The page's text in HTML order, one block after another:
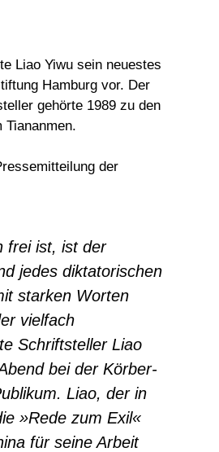
Liao Yiwu sein neuestes
Hamburg vor. Der
gehörte 1989 zu den
Tiananmen.
der
frei ist, ist der
jedes diktatorischen
starken Worten
vielfach
Schriftsteller Liao
bei der Körber-
Liao, der in
»Rede zum Exil«
für seine Arbeit